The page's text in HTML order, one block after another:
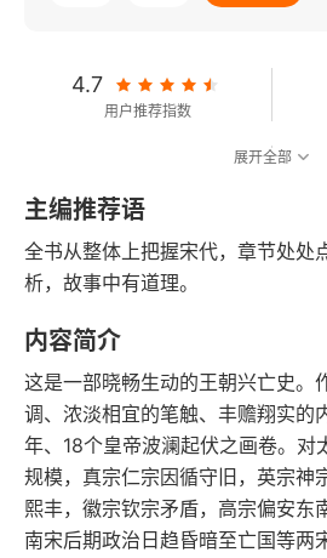
4.7
用户推荐指数
227千字
字数
展开全部
主编推荐语
全书从整体上把握宋代，章节处处
析，故事中有道理。
内容简介
这是一部晓畅生动的王朝兴亡史。
调、浓淡相宜的笔触、丰赡翔实的
年、18个皇帝波澜起伏之画卷。对
规模，真宗仁宗因循守旧，英宗神
熙丰，徽宗钦宗矛盾，高宗偏安东
南宋后期政治日趋昏暗至亡国等两